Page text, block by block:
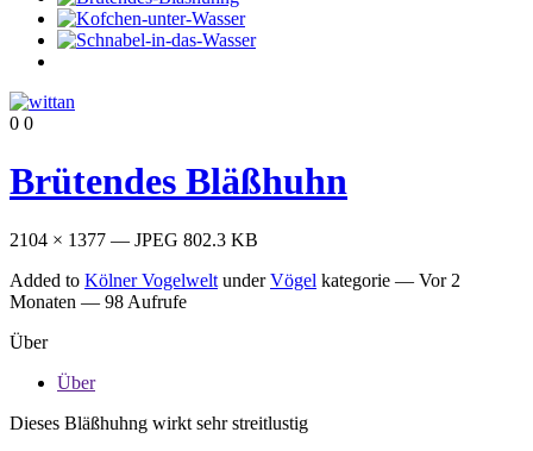
0 0
Brütendes Bläßhuhn
2104 × 1377 — JPEG 802.3 KB
Added to Kölner Vogelwelt underVögel kategorie — Vor 2
Monaten — 98 Aufrufe
Über
Über
Dieses Bläßhuhng wirkt sehr streitlustig